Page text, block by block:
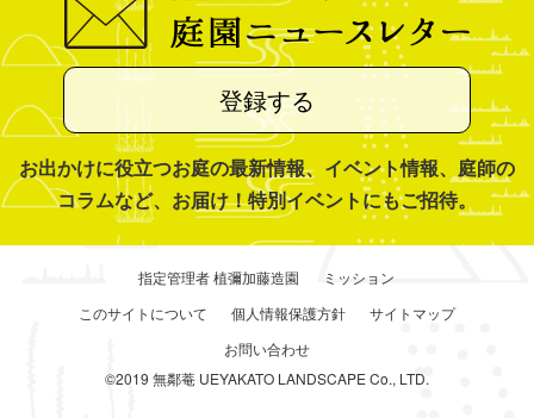
登録する
お出かけに役立つお庭の最新情報、イベント情報、庭師の
コラムなど、お届け！特別イベントにもご招待。
指定管理者 植彌加藤造園
ミッション
このサイトについて
個人情報保護方針
サイトマップ
お問い合わせ
©2019 無鄰菴 UEYAKATO LANDSCAPE Co., LTD.